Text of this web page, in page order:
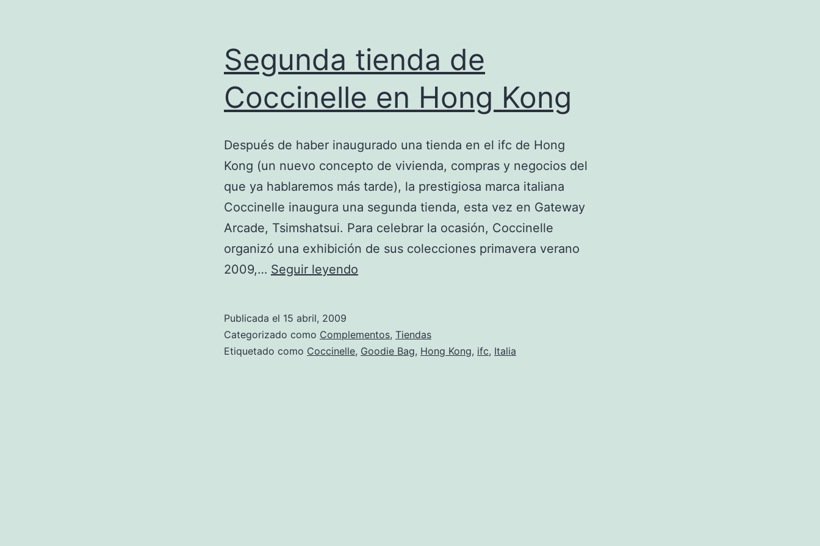
Segunda tienda de
Coccinelle en Hong Kong
Después de haber inaugurado una tienda en el ifc de Hong
Kong (un nuevo concepto de vivienda, compras y negocios del
que ya hablaremos más tarde), la prestigiosa marca italiana
Coccinelle inaugura una segunda tienda, esta vez en Gateway
Arcade, Tsimshatsui. Para celebrar la ocasión, Coccinelle
organizó una exhibición de sus colecciones primavera verano
2009,… Seguir leyendo
Coccinelle
en
Publicada el 15 abril, 2009
Categorizado como Complementos, Tiendas
Etiquetado como Coccinelle, Goodie Bag, Hong Kong, ifc, Italia